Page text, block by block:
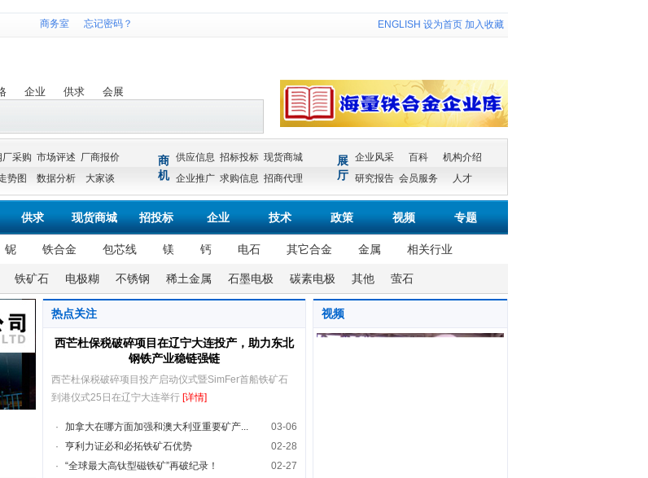
商务室 忘记密码？ ENGLISH 设为首页 加入收藏
企业 供求 会展
厂采购 市场评述 厂商报价
势图 数据分析 大家谈
商
机
供应信息 招标投标 现货商城
企业推广 求购信息 招商代理
展
厅
企业风采 百科
机构介绍
研究报告 会员服务 人才
供求 现货商城 招投标 企业 技术 政策 视频 专题
铌 铁合金 包芯线 镁 钙 电石 其它合金 金属 相关行业
铁矿石 电极糊 不锈钢 稀土金属 石墨电极 碳素电极 其他 萤石
热点关注
西芒杜保税破碎项目在辽宁大连投产，助力东北
钢铁产业稳链强链
西芒杜保税破碎项目投产启动仪式暨SimFer首船铁矿石
到港仪式25日在辽宁大连举行 [详情]
· 加拿大在哪方面加强和澳大利亚重要矿产...
03-06
·
亨利力证必和必拓铁矿石优势
02-28
·
“全球最大高钛型磁铁矿”再破纪录！
02-27
视频